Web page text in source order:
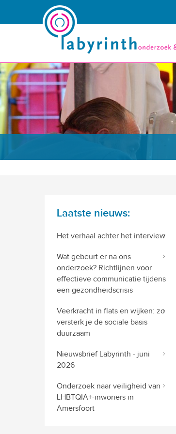
Laatste nieuws:
Het verhaal achter het interview
Wat gebeurt er na ons
onderzoek? Richtlijnen voor
effectieve communicatie tijdens
een gezondheidscrisis
Veerkracht in flats en wijken: zo
versterk je de sociale basis
duurzaam
Nieuwsbrief Labyrinth - juni
2026
Onderzoek naar veiligheid van
LHBTQIA+-inwoners in
Amersfoort